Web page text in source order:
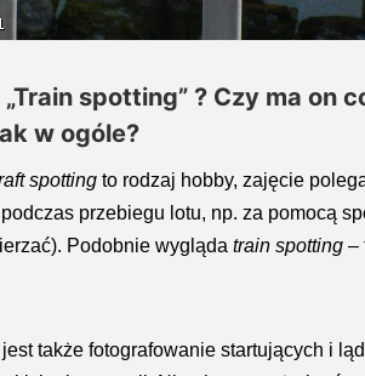
spotting” ? Czy ma on
w ogóle?
spotting to rodzaj hobby, zajęcie
przebiegu lotu, np. za pomocą
Podobnie wygląda train spotting –
także fotografowanie startujących i